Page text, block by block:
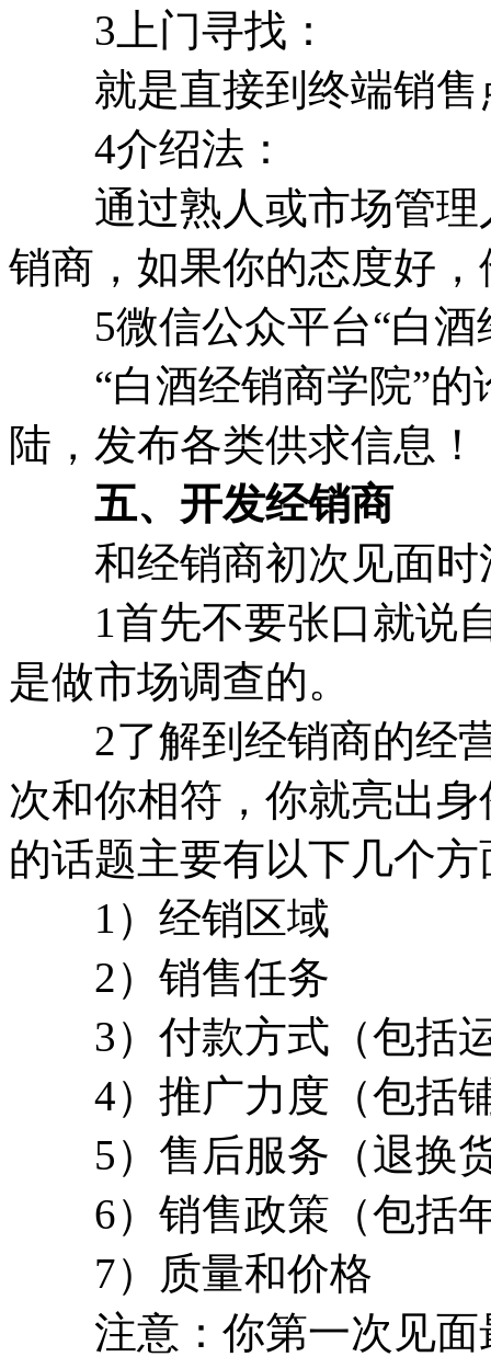
3上门寻找：
就是直接到终端销售
4介绍法：
通过熟人或市场管理
销商，如果你的态度好
5微信公众平台“白酒
“白酒经销商学院”的
陆，发布各类供求信息！
五、开发经销商
和经销商初次见面时
1首先不要张口就说自
是做市场调查的。
2了解到经销商的经营
次和你相符，你就亮出
的话题主要有以下几个方
1）经销区域
2）销售任务
3）付款方式（包括
4）推广力度（包括
5）售后服务（退换
6）销售政策（包括
7）质量和价格
注意：你第一次见面